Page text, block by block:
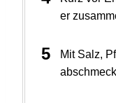
er
Mit Salz,